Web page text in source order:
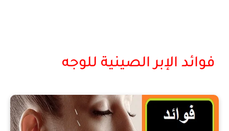
فوائد الإبر الصينية للوجه